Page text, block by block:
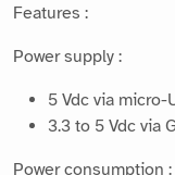
Features :
Power supply :
5 Vdc via micro-
3.3 to 5 Vdc via
Power consumption :